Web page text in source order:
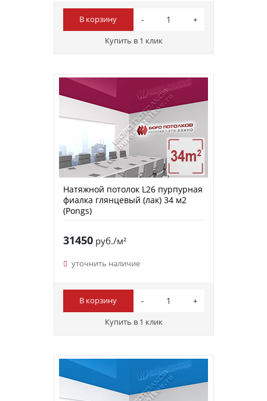
В корзину
Купить в 1 клик
Натяжной потолок L26 пурпурная
фиалка глянцевый (лак) 34 м2
(Pongs)
31450руб./м²
уточнить наличие
В корзину
Купить в 1 клик